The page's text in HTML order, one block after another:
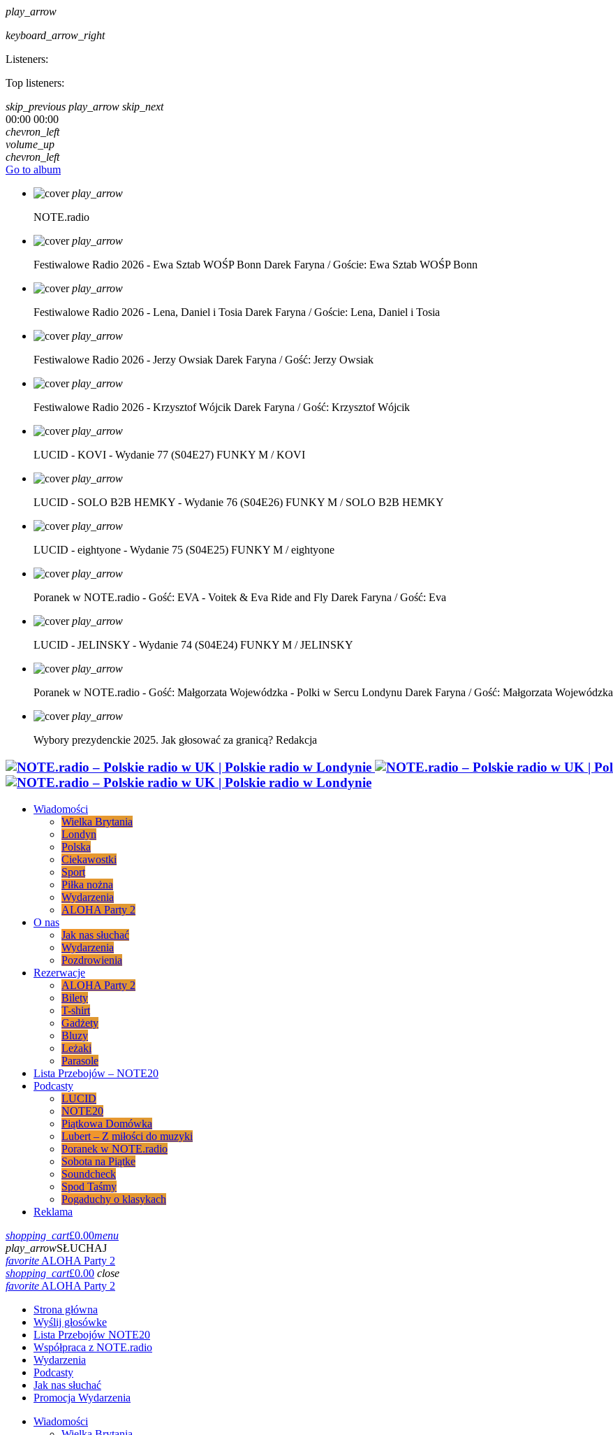
play_arrow
keyboard_arrow_right
Listeners:
Top listeners:
skip_previous play_arrow skip_next
00:00 00:00
chevron_left
volume_up
chevron_left
Go to album
play_arrow
NOTE.radio
play_arrow
Festiwalowe Radio 2026 - Ewa Sztab WOŚP Bonn Darek Faryna / Goście: Ewa Sztab WOŚP Bonn
play_arrow
Festiwalowe Radio 2026 - Lena, Daniel i Tosia Darek Faryna / Goście: Lena, Daniel i Tosia
play_arrow
Festiwalowe Radio 2026 - Jerzy Owsiak Darek Faryna / Gość: Jerzy Owsiak
play_arrow
Festiwalowe Radio 2026 - Krzysztof Wójcik Darek Faryna / Gość: Krzysztof Wójcik
play_arrow
LUCID - KOVI - Wydanie 77 (S04E27) FUNKY M / KOVI
play_arrow
LUCID - SOLO B2B HEMKY - Wydanie 76 (S04E26) FUNKY M / SOLO B2B HEMKY
play_arrow
LUCID - eightyone - Wydanie 75 (S04E25) FUNKY M / eightyone
play_arrow
Poranek w NOTE.radio - Gość: EVA - Voitek & Eva Ride and Fly Darek Faryna / Gość: Eva
play_arrow
LUCID - JELINSKY - Wydanie 74 (S04E24) FUNKY M / JELINSKY
play_arrow
Poranek w NOTE.radio - Gość: Małgorzata Wojewódzka - Polki w Sercu Londynu Darek Faryna / Gość: Małgorzata Wojewódzka
play_arrow
Wybory prezydenckie 2025. Jak głosować za granicą? Redakcja
Wiadomości
Wielka Brytania
Londyn
Polska
Ciekawostki
Sport
Piłka nożna
Wydarzenia
ALOHA Party 2
O nas
Jak nas słuchać
Wydarzenia
Pozdrowienia
Rezerwacje
ALOHA Party 2
Bilety
T-shirt
Gadżety
Bluzy
Leżaki
Parasole
Lista Przebojów – NOTE20
Podcasty
LUCID
NOTE20
Piątkowa Domówka
Lubert – Z miłości do muzyki
Poranek w NOTE.radio
Sobota na Piątke
Soundcheck
Spod Taśmy
Pogaduchy o klasykach
Reklama
shopping_cart£0.00menu
play_arrowSŁUCHAJ
favoriteALOHA Party 2
shopping_cart£0.00 close
favoriteALOHA Party 2
Strona główna
Wyślij głosówke
Lista Przebojów NOTE20
Współpraca z NOTE.radio
Wydarzenia
Podcasty
Jak nas słuchać
Promocja Wydarzenia
Wiadomości